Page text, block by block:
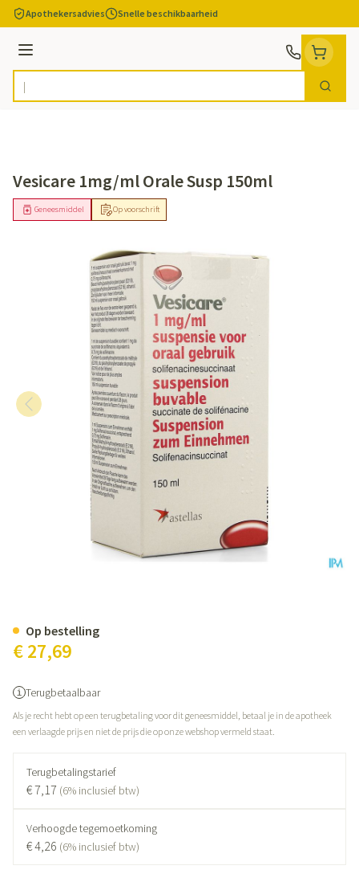
Ga naar de inhoud
Apothekersadvies Snelle beschikbaarheid
Menu
Product, merk, categorie... Zoek
Vesicare 1mg/ml Orale Susp 150ml
Op voorschrift
Geneesmiddel
€ 27,69
Terugbetaalbaar
Als je recht hebt op een terugbetaling voor dit geneesmiddel, betaal je in de apotheek
een verlaagde prijs en niet de prijs die op onze webshop vermeld staat.
Terugbetalingstarief
€ 7,17 (6% inclusief btw)
Verhoogde tegemoetkoming
€ 4,26 (6% inclusief btw)
Op bestelling